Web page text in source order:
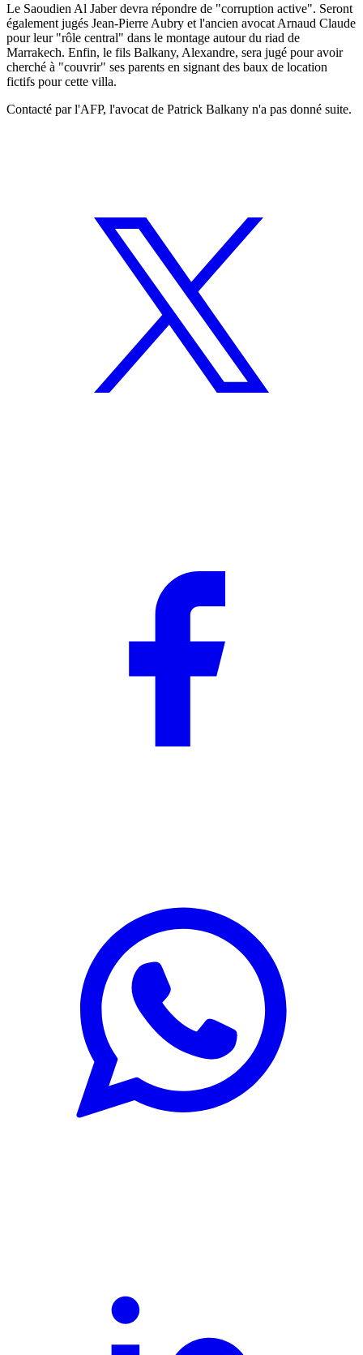
Le Saoudien Al Jaber devra répondre de "corruption active". Seront
également jugés Jean-Pierre Aubry et l'ancien avocat Arnaud Claude
pour leur "rôle central" dans le montage autour du riad de
Marrakech. Enfin, le fils Balkany, Alexandre, sera jugé pour avoir
cherché à "couvrir" ses parents en signant des baux de location
fictifs pour cette villa.
Contacté par l'AFP, l'avocat de Patrick Balkany n'a pas donné suite.